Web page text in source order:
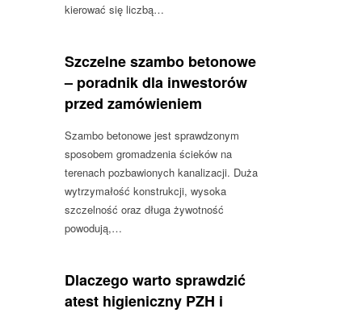
kierować się liczbą…
Szczelne szambo betonowe
– poradnik dla inwestorów
przed zamówieniem
Szambo betonowe jest sprawdzonym
sposobem gromadzenia ścieków na
terenach pozbawionych kanalizacji. Duża
wytrzymałość konstrukcji, wysoka
szczelność oraz długa żywotność
powodują,…
Dlaczego warto sprawdzić
atest higieniczny PZH i